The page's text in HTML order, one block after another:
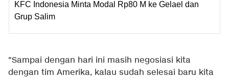
KFC Indonesia Minta Modal Rp80 M ke Gelael dan
Grup Salim
"Sampai dengan hari ini masih negosiasi kita
dengan tim Amerika, kalau sudah selesai baru kita